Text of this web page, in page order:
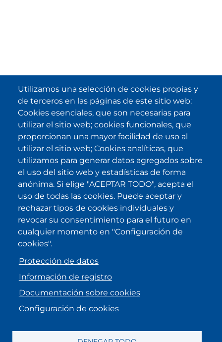
Utilizamos una selección de cookies propias y
de terceros en las páginas de este sitio web:
Cookies esenciales, que son necesarias para
utilizar el sitio web; cookies funcionales, que
proporcionan una mayor facilidad de uso al
utilizar el sitio web; Cookies analíticas, que
utilizamos para generar datos agregados sobre
el uso del sitio web y estadísticas de forma
anónima. Si elige "ACEPTAR TODO", acepta el
uso de todas las cookies. Puede aceptar y
rechazar tipos de cookies individuales y
revocar su consentimiento para el futuro en
cualquier momento en "Configuración de
cookies".
Protección de datos
Información de registro
Documentación sobre cookies
Configuración de cookies